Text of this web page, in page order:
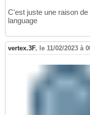
C'est juste une raison
language
vertex.3F, le 11/02/2023 à